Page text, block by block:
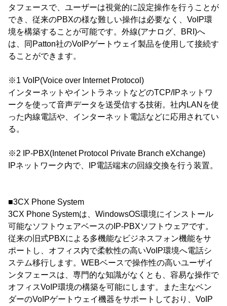
タフェースで、ユーザーは視覚的に設定操作を行うことが
でき、従来のPBXの様な難しい操作は必要なく、VoIP環
境を構築することが可能です。外線(アナログ、BRI)へ
は、同Patton社のVoIPゲートウェイ製品を使用して接続す
ることができます。
※1 VoIP(Voice over Internet Protocol)
インターネットやイントラネットなどのTCP/IPネットワ
ークを使って音声データを送受信する技術。社内LANを使
った内線電話や、インターネット電話などに応用されてい
る。
※2 IP-PBX(Intenet Protocol Private Branch eXchange)
IPネットワーク内で、IP電話端末の回線交換を行う装置。
■3CX Phone System
3CX Phone Systemは、WindowsOS環境にインストール
可能なソフトウェアベースのIP-PBXソフトウェアです。
従来の旧式PBXによる多機能なビジネスフォン機能をサ
ポートし、オフィス内で柔軟性の高いVoIP環境へ電話シ
ステム移行します。WEBベースで操作性の高いユーザイ
ンタフェースは、専門的な知識がなくとも、容易な操作で
オフィスVoIP環境の構築を可能にします。また主なベン
ダーのVoIPゲートウェイ機器をサポートしており、VoIP